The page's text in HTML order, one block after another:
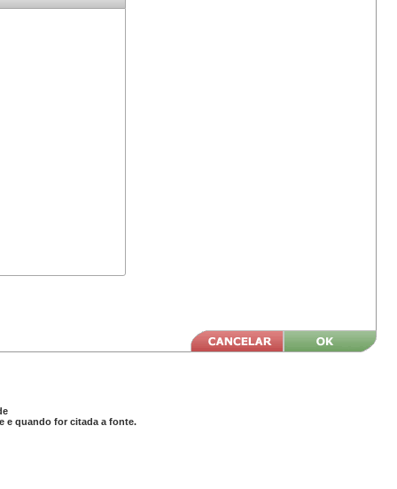
e quando for citada a fonte.